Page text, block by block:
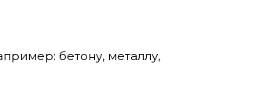
бетону, металлу,